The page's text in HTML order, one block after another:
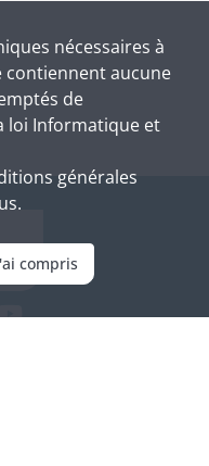
nécessaires à
contiennent aucune
de
loi Informatique et
générales
compris